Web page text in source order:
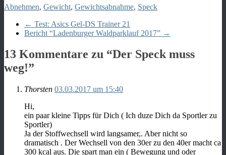
Abnehmen, Gewicht, Gewichtsabnahme, Speck
← Test: Asics Gel-DS Trainer 21
Bericht “Ladenburger Waldparklauf 2017” →
13 Kommentare zu “Der Speck muss
weg!”
Thorsten 03.03.2017 um 15:40
Hi,
ein paar kleine Tipps für Dich ( Ich duze Dich da Sportler zu
Sportler)
Ja der Stoffwechsell wird langsamer,. Aber nicht so
dramatisch . Der Wechsell von den 30er zu den 40er macht ca
300 kcal aus. Die spart man ein ( Bewegung und oder